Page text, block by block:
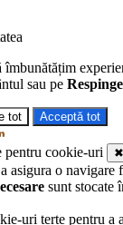
sau pe
tot Acceptă tot
pentru cookie-uri
✖
asigura o navigare
sunt stocate
uri terțe pentru